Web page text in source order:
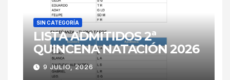
SIN CATEGORÍA
LISTA ADMITIDOS 2ª
QUINCENA NATACIÓN 2026
9 JULIO, 2026